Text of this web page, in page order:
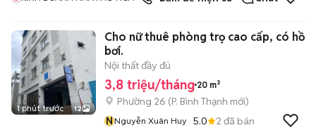
1 phút trước 12
Cho nữ thuê phòng trọ cao cấp, có hồ
bơi.
Nội thất đầy đủ
3,8 triệu/tháng 20 m²
Phường 26 (P. Bình Thạnh mới)
NNguyễn Xuân Huy 5.0 2 đã bán